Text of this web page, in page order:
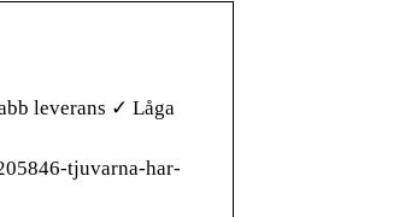
leverans ✓ Låga
tjuvarna-har-